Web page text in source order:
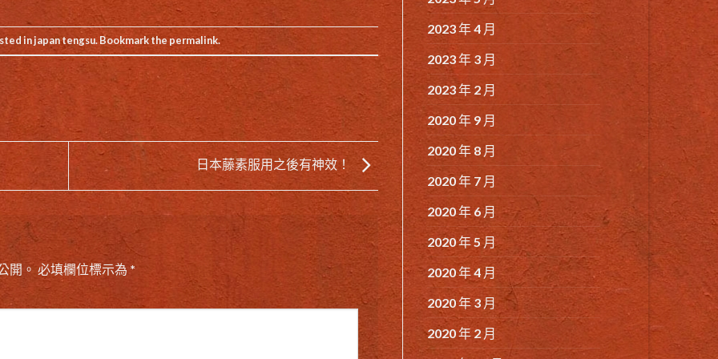
injapan tengsu. Bookmark the permalink.
日本藤素服用之後有神效！
開。 必填欄位標示為 *
2023 年 4 月
2023 年 3 月
2023 年 2 月
2020 年 9 月
2020 年 8 月
2020 年 7 月
2020 年 6 月
2020 年 5 月
2020 年 4 月
2020 年 3 月
2020 年 2 月